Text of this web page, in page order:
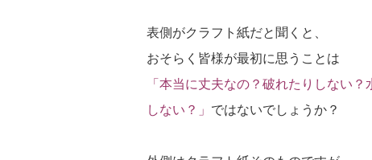
表側がクラフト紙だと聞くと、
おそらく皆様が最初に思うことは
「本当に丈夫なの？破れたりしない
しない？」 ではないでしょうか？